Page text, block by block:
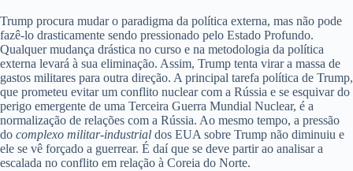
Trump procura mudar o paradigma da política externa, mas não pode
fazê-lo drasticamente sendo pressionado pelo Estado Profundo.
Qualquer mudança drástica no curso e na metodologia da política
externa levará à sua eliminação. Assim, Trump tenta virar a massa de
gastos militares para outra direção. A principal tarefa política de Trump,
que prometeu evitar um conflito nuclear com a Rússia e se esquivar do
perigo emergente de uma Terceira Guerra Mundial Nuclear, é a
normalização de relações com a Rússia. Ao mesmo tempo, a pressão
do complexo militar-industrial dos EUA sobre Trump não diminuiu e
ele se vê forçado a guerrear. É daí que se deve partir ao analisar a
escalada no conflito em relação à Coreia do Norte.